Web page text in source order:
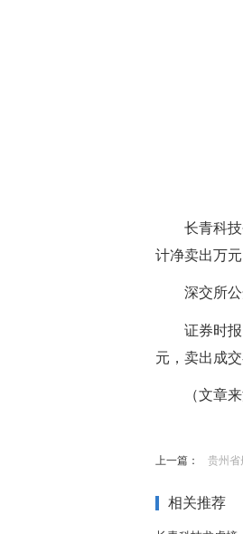
长青科
计净卖出万元
深交所
证券时
元，卖出成
（文章
上一篇： 贵州省
相关推荐